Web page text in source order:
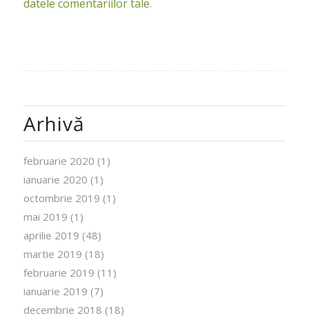
datele comentariilor tale.
Arhivă
februarie 2020 (1)
ianuarie 2020 (1)
octombrie 2019 (1)
mai 2019 (1)
aprilie 2019 (48)
martie 2019 (18)
februarie 2019 (11)
ianuarie 2019 (7)
decembrie 2018 (18)